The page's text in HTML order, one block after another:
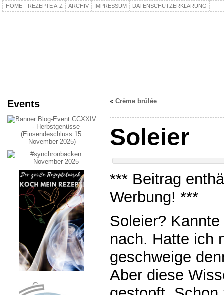
HOME REZEPTE A-Z ARCHIV IMPRESSUM DATENSCHUTZERKLÄRUNG
Events « Crème brûlée
Soleier
*** Beitrag
Werbung! ***
Soleier?
nach. Hatte ich
geschweige
Aber diese